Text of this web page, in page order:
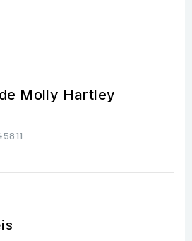
Molly Hartley